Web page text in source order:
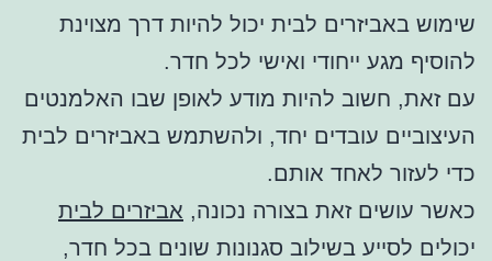
שימוש באביזרים לבית יכול להיות דרך מצוינת
להוסיף מגע ייחודי ואישי לכל חדר.
עם זאת, חשוב להיות מודע לאופן שבו האלמנטים
העיצוביים עובדים יחד, ולהשתמש באביזרים לבית
כדי לעזור לאחד אותם.
כאשר עושים זאת בצורה נכונה, אביזרים לבית
יכולים לסייע בשילוב סגנונות שונים בכל חדר,